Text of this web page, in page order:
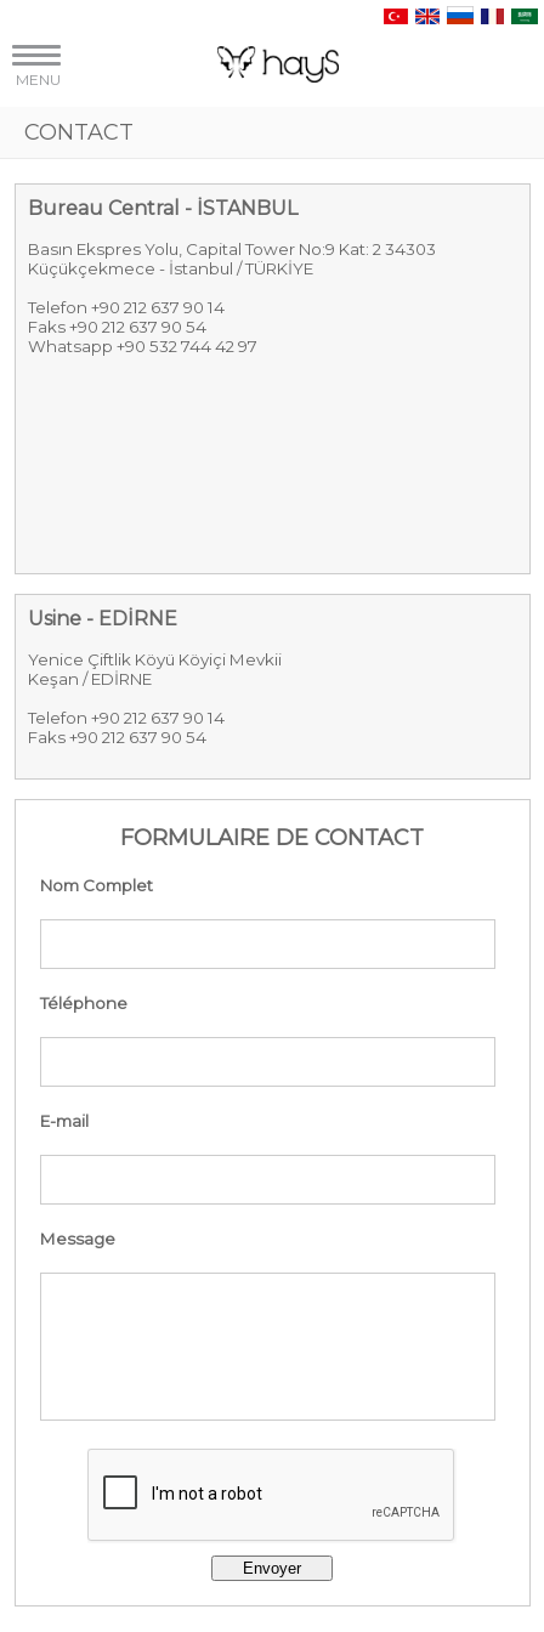
MENU
CONTACT
Bureau Central - İSTANBUL
Basın Ekspres Yolu, Capital Tower No:9 Kat: 2 34303
Küçükçekmece - İstanbul / TÜRKİYE
Telefon +90 212 637 90 14
Faks +90 212 637 90 54
Whatsapp +90 532 744 42 97
Usine - EDİRNE
Yenice Çiftlik Köyü Köyiçi Mevkii
Keşan / EDİRNE
Telefon +90 212 637 90 14
Faks +90 212 637 90 54
FORMULAIRE DE CONTACT
Nom Complet
Téléphone
E-mail
Message